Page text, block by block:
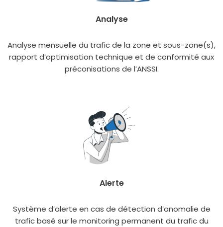
Analyse
Analyse men­suelle du tra­fic de la zone et sous-zone(s),
rap­port d’optimisation tech­nique et de confor­mi­té aux
pré­co­ni­sa­tions de l’ANSSI.
Alerte
Système d’alerte en cas de détec­tion d’anomalie de
tra­fic basé sur le moni­to­ring per­ma­nent du tra­fic du